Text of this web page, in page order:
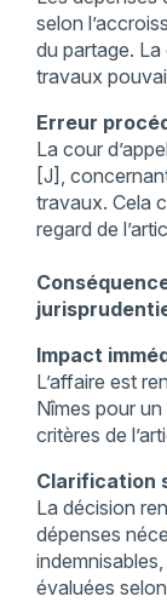
selon
du partage. La
travaux
Erreur
La cour
[J],
travaux. Cela
regard de
Impact
L’affaire est
Nîmes pour
critères de
Clarification
La décision
dépenses
évaluées selon